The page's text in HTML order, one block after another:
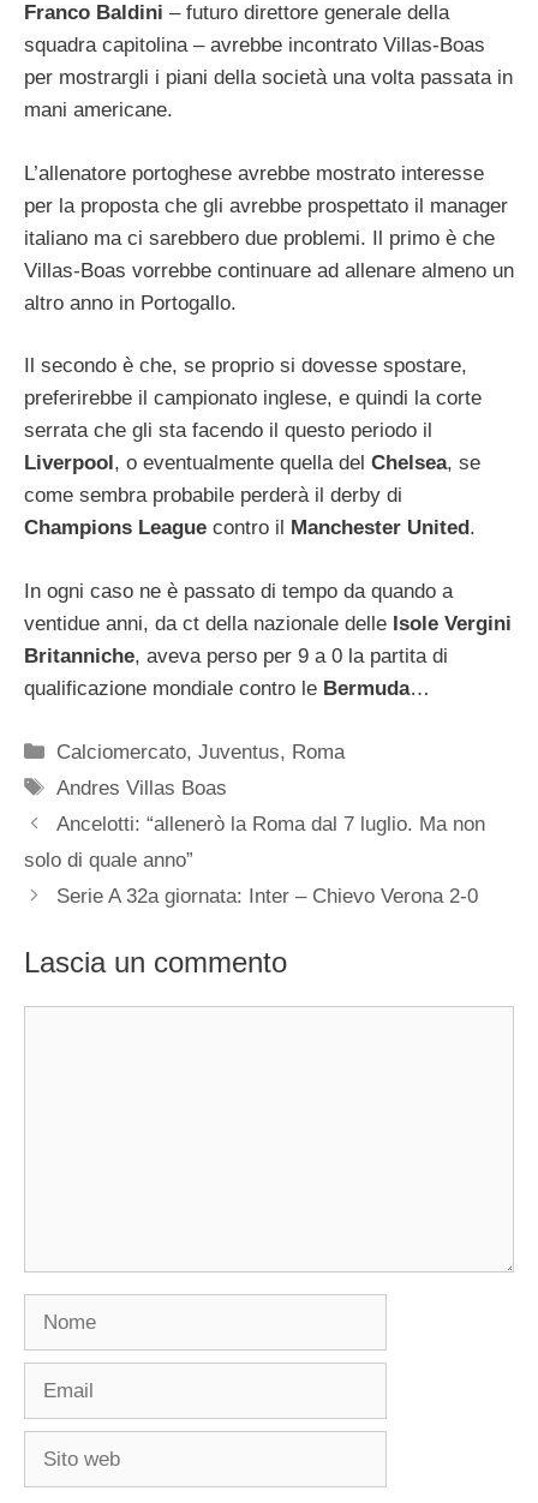
Franco Baldini – futuro direttore generale della
squadra capitolina – avrebbe incontrato Villas-Boas
per mostrargli i piani della società una volta passata in
mani americane.
L’allenatore portoghese avrebbe mostrato interesse
per la proposta che gli avrebbe prospettato il manager
italiano ma ci sarebbero due problemi. Il primo è che
Villas-Boas vorrebbe continuare ad allenare almeno un
altro anno in Portogallo.
Il secondo è che, se proprio si dovesse spostare,
preferirebbe il campionato inglese, e quindi la corte
serrata che gli sta facendo il questo periodo il
Liverpool , o eventualmente quella del Chelsea, se
come sembra probabile perderà il derby di
Champions League contro il Manchester United .
In ogni caso ne è passato di tempo da quando a
ventidue anni, da ct della nazionale delle Isole Vergini
Britanniche, aveva perso per 9 a 0 la partita di
qualificazione mondiale contro le Bermuda…
Categorie
Calciomercato,Juventus, Roma
Tag
Andres Villas Boas
Ancelotti: “allenerò la Roma dal 7 luglio. Ma non
solo di quale anno”
Serie A 32a giornata: Inter – Chievo Verona 2-0
Lascia un commento
Nome
Email
Sito